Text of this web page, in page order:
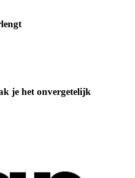
je het onvergetelijk